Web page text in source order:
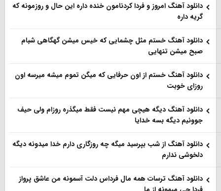
دانلود آهنگ امروز و فردا کردنامون خنده داره این حال و روزمونه که
گریه داره
دانلود آهنگ خستم مثل چشمایی که خیس میشن گهگاهی شبام
صبح میشن تنهایی
دانلود آهنگ خستم از اون حرفایی که میگن تموم میشه میرسه اون
روزای خوبت
دانلود آهنگ دیگه هیچی مهم نیست فقط میگذره روزام ولی حیف
جوونیم دیگه بسه خدایا
دانلود آهنگ از شب بپرسید میگه چه روزگاری دارم خدا میدونه دیگه
دلخوشی ندارم
دانلود آهنگ ترسات همه مال فرداس دلت آسمونه من عاشق پرواز